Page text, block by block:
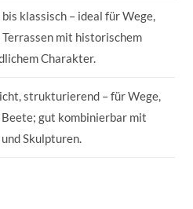
klassisch – ideal für Wege,
Terrassen mit historischem
Charakter.
strukturierend – für Wege,
Beete; gut kombinierbar mit
Skulpturen.